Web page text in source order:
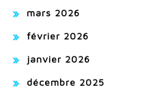
mars 2026
février 2026
janvier 2026
décembre 2025